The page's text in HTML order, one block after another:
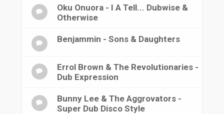
Oku Onuora - I A Tell... Dubwise &
Otherwise
Benjammin - Sons & Daughters
Errol Brown & The Revolutionaries -
Dub Expression
Bunny Lee & The Aggrovators -
Super Dub Disco Style